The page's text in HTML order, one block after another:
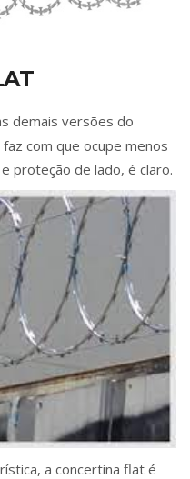
demais versões do
com que ocupe menos
proteção de lado, é claro.
a concertina flat é